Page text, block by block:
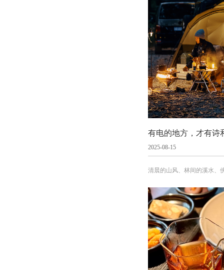
有电的地方，才有诗
2025-08-15
清晨的山风、林间的溪水
敢多拍，无人机飞一半就得
来的雨，让所有电子设备陷